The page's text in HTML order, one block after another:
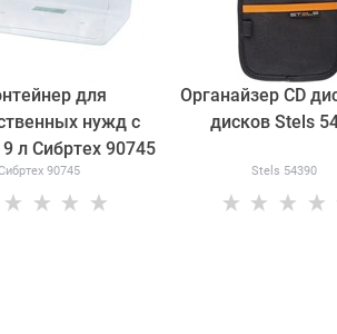
для
нужд с
л Сибртех 90745
90745
Органайзер CD
дисков Stels
Stels 54390